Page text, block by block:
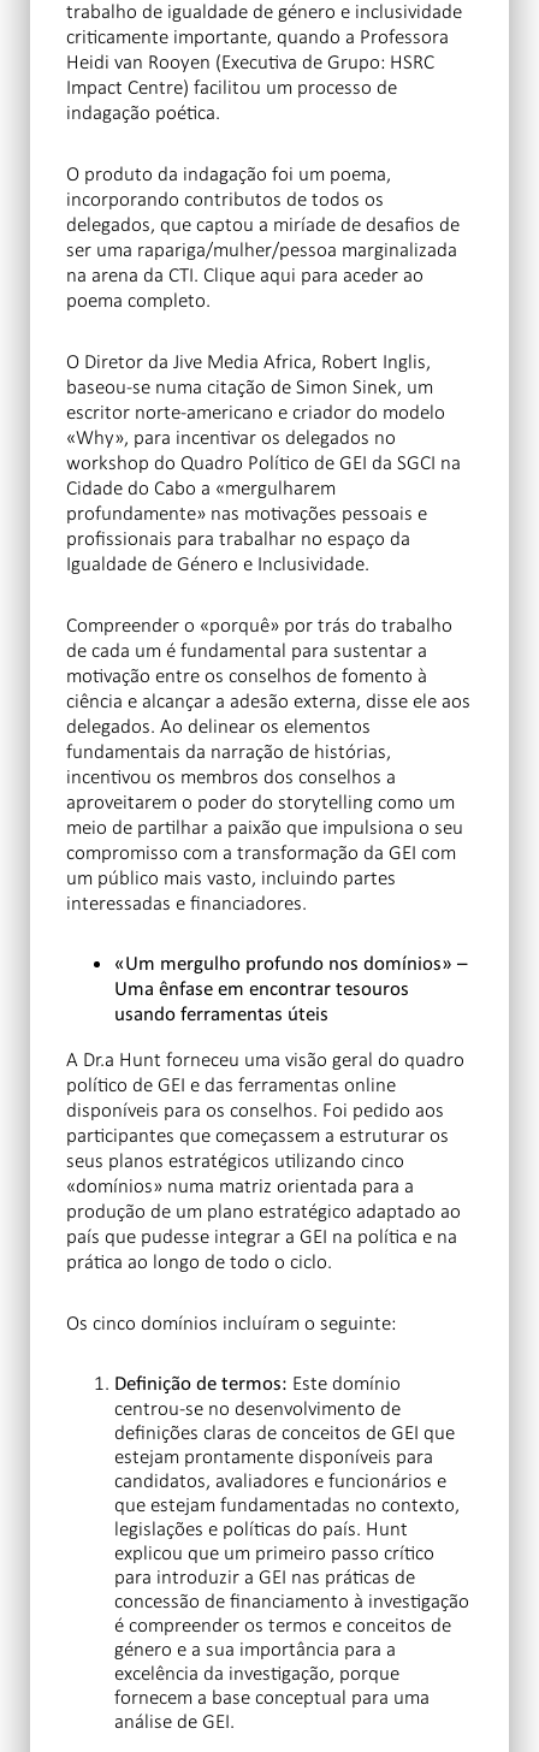
trabalho de igualdade de género e inclusividade
criticamente importante, quando a Professora
Heidi van Rooyen (Executiva de Grupo: HSRC
Impact Centre) facilitou um processo de
indagação poética.
O produto da indagação foi um poema,
incorporando contributos de todos os
delegados, que captou a miríade de desafios de
ser uma rapariga/mulher/pessoa marginalizada
na arena da CTI. Clique aqui para aceder ao
poema completo.
O Diretor da Jive Media Africa, Robert Inglis,
baseou-se numa citação de Simon Sinek, um
escritor norte-americano e criador do modelo
«Why», para incentivar os delegados no
workshop do Quadro Político de GEI da SGCI na
Cidade do Cabo a «mergulharem
profundamente» nas motivações pessoais e
profissionais para trabalhar no espaço da
Igualdade de Género e Inclusividade.
Compreender o «porquê» por trás do trabalho
de cada um é fundamental para sustentar a
motivação entre os conselhos de fomento à
ciência e alcançar a adesão externa, disse ele aos
delegados. Ao delinear os elementos
fundamentais da narração de histórias,
incentivou os membros dos conselhos a
aproveitarem o poder do storytelling como um
meio de partilhar a paixão que impulsiona o seu
compromisso com a transformação da GEI com
um público mais vasto, incluindo partes
interessadas e financiadores.
«Um mergulho profundo nos domínios» –
Uma ênfase em encontrar tesouros
usando ferramentas úteis
A Dr.a Hunt forneceu uma visão geral do quadro
político de GEI e das ferramentas online
disponíveis para os conselhos. Foi pedido aos
participantes que começassem a estruturar os
seus planos estratégicos utilizando cinco
«domínios» numa matriz orientada para a
produção de um plano estratégico adaptado ao
país que pudesse integrar a GEI na política e na
prática ao longo de todo o ciclo.
Os cinco domínios incluíram o seguinte:
Definição de termos: Este domínio
centrou-se no desenvolvimento de
definições claras de conceitos de GEI que
estejam prontamente disponíveis para
candidatos, avaliadores e funcionários e
que estejam fundamentadas no contexto,
legislações e políticas do país. Hunt
explicou que um primeiro passo crítico
para introduzir a GEI nas práticas de
concessão de financiamento à investigação
é compreender os termos e conceitos de
género e a sua importância para a
excelência da investigação, porque
fornecem a base conceptual para uma
análise de GEI.